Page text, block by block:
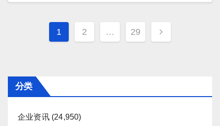
文
章
1 2 … 29
分类
企业资讯(24,950)